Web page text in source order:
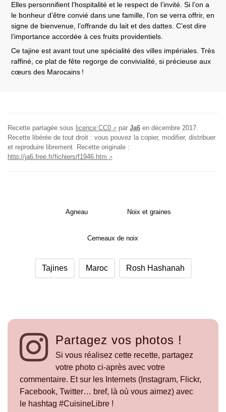
Elles personnifient l’hospitalité et le respect de l’invité. Si l’on a
le bonheur d’être convié dans une famille, l’on se verra offrir, en
signe de bienvenue, l’offrande du lait et des dattes. C’est dire
l’importance accordée à ces fruits providentiels.
Ce tajine est avant tout une spécialité des villes impériales. Très
raffiné, ce plat de fête regorge de convivialité, si précieuse aux
cœurs des Marocains !
Recette partagée sous licence CC0 par Ja6 en décembre 2017
Recette libérée de tout droit : vous pouvez la copier, modifier, distribuer
et reproduire librement.
Recette originale :
http://ja6.free.fr/fichiers/f1946.htm
Agneau Noix et graines
Cerneaux de noix
Tajines Maroc Rosh Hashanah
Partagez vos photos !
Si vous réalisez cette recette, partagez
votre photo ci-après avec votre
commentaire. Et sur les Internets (Instagram, Flickr,
Facebook, Twitter… bref, là où vous aimez) avec
le hashtag #CuisineLibre !